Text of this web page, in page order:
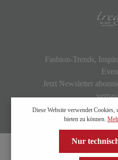
Fashion-Trends,
Jetzt Newsletter
Diese Website verwendet
bieten zu können.
Nur